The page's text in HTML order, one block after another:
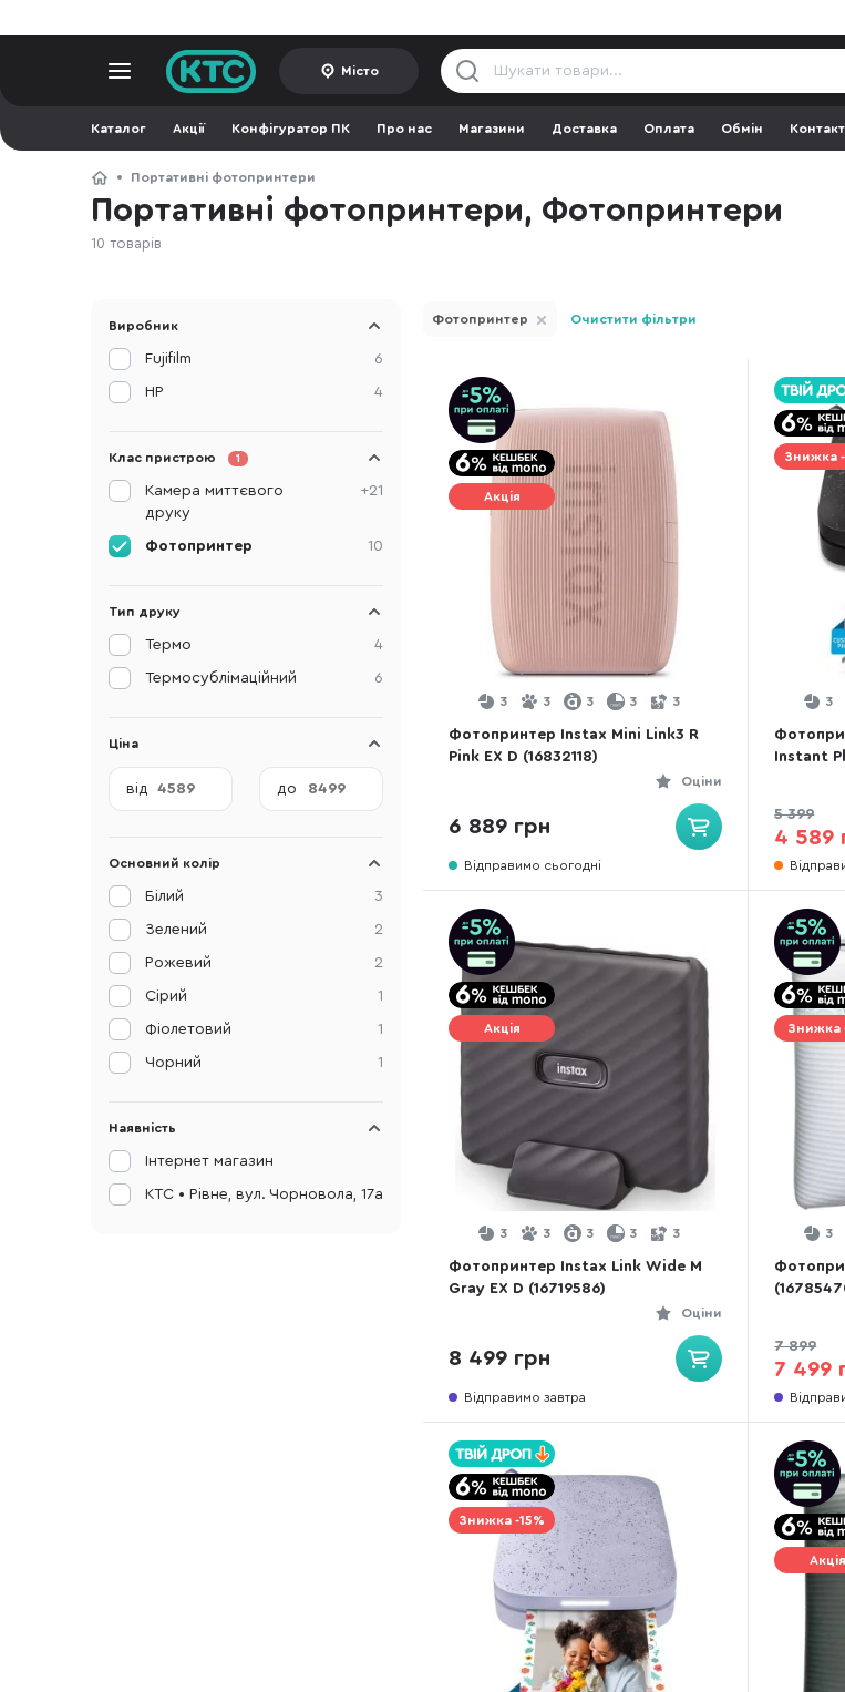
Місто
Каталог Акції Конфігуратор ПК Про нас Магазини Доставка Оплата Обмін
Портативні фотопринтери
Портативні фотопринтери, Фотопринтери
10 товарів
Фотопринтер Очистити фільтри
Акція
3 3 3 3 3
Фотопринтер Instax Mini Link3 R
Pink EX D (16832118)
Оціни
6 889 грн
Відправимо сьогодні
Знижка -
3
Instant
5 399
4 589
Акція
3 3 3 3 3
Фотопринтер Instax Link Wide M
Gray EX D (16719586)
Оціни
8 499 грн
Відправимо завтра
Знижка
3
7 899
7 499
Знижка -15%
Акція
Виробник
6
Fujifilm
4
HP
Клас пристрою 1
+21
Камера миттєвого
друку
10
Фотопринтер
Тип друку
4
Термо
6
Термосублімаційний
Ціна
від до
Основний колір
3
Білий
2
Зелений
2
Рожевий
1
Сірий
1
Фіолетовий
1
Чорний
Наявність
Інтернет магазин
КТС • Рівне, вул. Чорновола, 17а